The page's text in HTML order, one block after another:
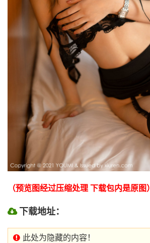
（预览图经过压缩处理 下载包内是原图）
下载地址：
此处为隐藏的内容！